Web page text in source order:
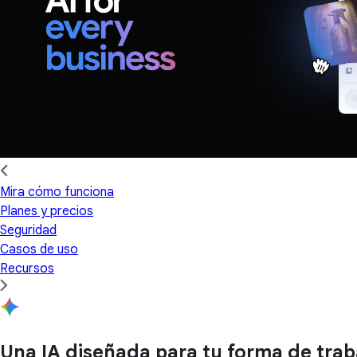
Mira cómo funciona
Planes y precios
Seguridad
Casos de uso
Recursos
Una IA diseñada para tu forma de